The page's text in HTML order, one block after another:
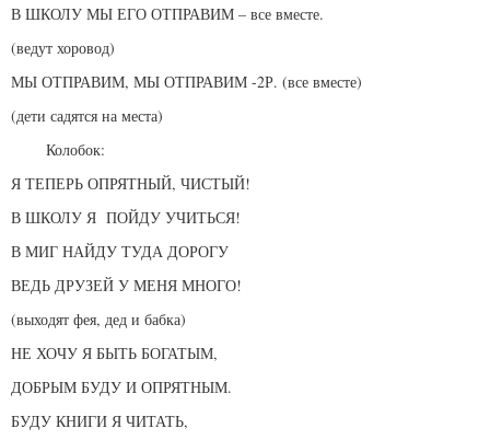
В ШКОЛУ МЫ ЕГО ОТПРАВИМ – все вместе.
(ведут хоровод)
МЫ ОТПРАВИМ, МЫ ОТПРАВИМ -2Р. (все вместе)
(дети садятся на места)
Колобок:
Я ТЕПЕРЬ ОПРЯТНЫЙ, ЧИСТЫЙ!
В ШКОЛУ Я ПОЙДУ УЧИТЬСЯ!
В МИГ НАЙДУ ТУДА ДОРОГУ
ВЕДЬ ДРУЗЕЙ У МЕНЯ МНОГО!
(выходят фея, дед и бабка)
НЕ ХОЧУ Я БЫТЬ БОГАТЫМ,
ДОБРЫМ БУДУ И ОПРЯТНЫМ.
БУДУ КНИГИ Я ЧИТАТЬ,